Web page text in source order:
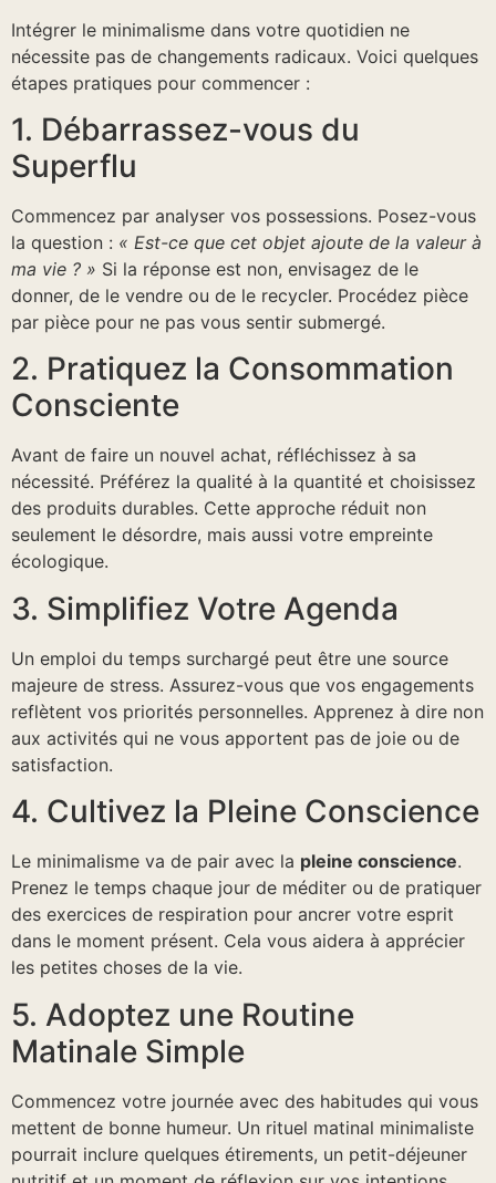
Intégrer le minimalisme dans votre quotidien ne
nécessite pas de changements radicaux. Voici quelques
étapes pratiques pour commencer :
1. Débarrassez-vous du
Superflu
Commencez par analyser vos possessions. Posez-vous
la question : « Est-ce que cet objet ajoute de la valeur à
ma vie ? » Si la réponse est non, envisagez de le
donner, de le vendre ou de le recycler. Procédez pièce
par pièce pour ne pas vous sentir submergé.
2. Pratiquez la Consommation
Consciente
Avant de faire un nouvel achat, réfléchissez à sa
nécessité. Préférez la qualité à la quantité et choisissez
des produits durables. Cette approche réduit non
seulement le désordre, mais aussi votre empreinte
écologique.
3. Simplifiez Votre Agenda
Un emploi du temps surchargé peut être une source
majeure de stress. Assurez-vous que vos engagements
reflètent vos priorités personnelles. Apprenez à dire non
aux activités qui ne vous apportent pas de joie ou de
satisfaction.
4. Cultivez la Pleine Conscience
Le minimalisme va de pair avec la pleine conscience.
Prenez le temps chaque jour de méditer ou de pratiquer
des exercices de respiration pour ancrer votre esprit
dans le moment présent. Cela vous aidera à apprécier
les petites choses de la vie.
5. Adoptez une Routine
Matinale Simple
Commencez votre journée avec des habitudes qui vous
mettent de bonne humeur. Un rituel matinal minimaliste
pourrait inclure quelques étirements, un petit-déjeuner